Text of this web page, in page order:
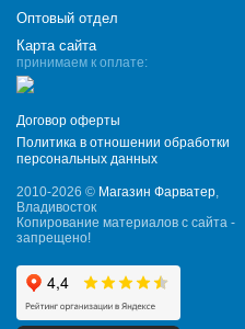
принимаем к оплате:
Договор оферты
Политика в отношении обработки
персональных данных
2010-2026 © Магазин Фарватер,
Владивосток
Копирование материалов с сайта -
запрещено!
Оптовый отдел
Карта сайта